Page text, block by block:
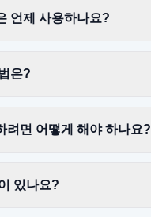
언제 사용하나요?
은?
려면 어떻게 해야 하나요?
있나요?